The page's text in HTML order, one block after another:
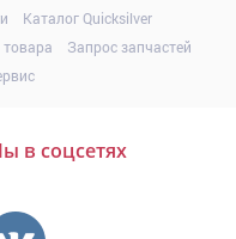
Каталог Quicksilver
Запрос запчастей
в соцсетях